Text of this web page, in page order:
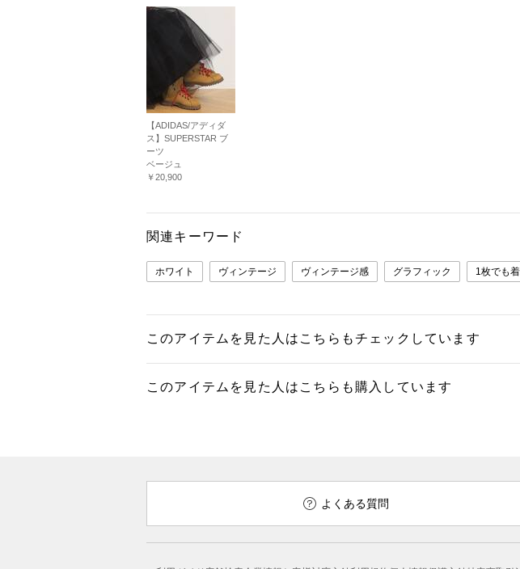
【ADIDAS/アディダ
ス】SUPERSTAR ブ
ーツ
ベージュ
￥20,900
関連キーワード
ホワイト ヴィンテージ ヴィンテージ感 グラフィック 1枚でも
このアイテムを見た人はこちらもチェックしています
このアイテムを見た人はこちらも購入しています
よくある質問